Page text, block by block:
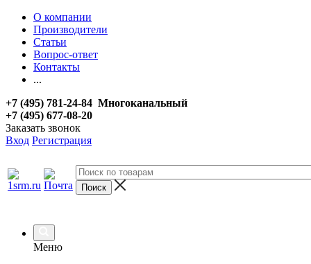
О компании
Производители
Статьи
Вопрос-ответ
Контакты
...
+7 (495) 781-24-84 Многоканальный
+7 (495) 677-08-20
Заказать звонок
Вход Регистрация
Меню